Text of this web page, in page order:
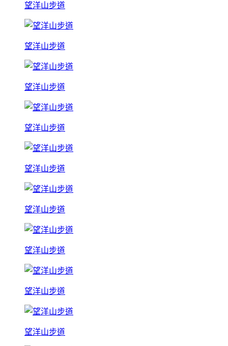
望洋山步道
望洋山步道
望洋山步道
望洋山步道
望洋山步道
望洋山步道
望洋山步道
望洋山步道
望洋山步道